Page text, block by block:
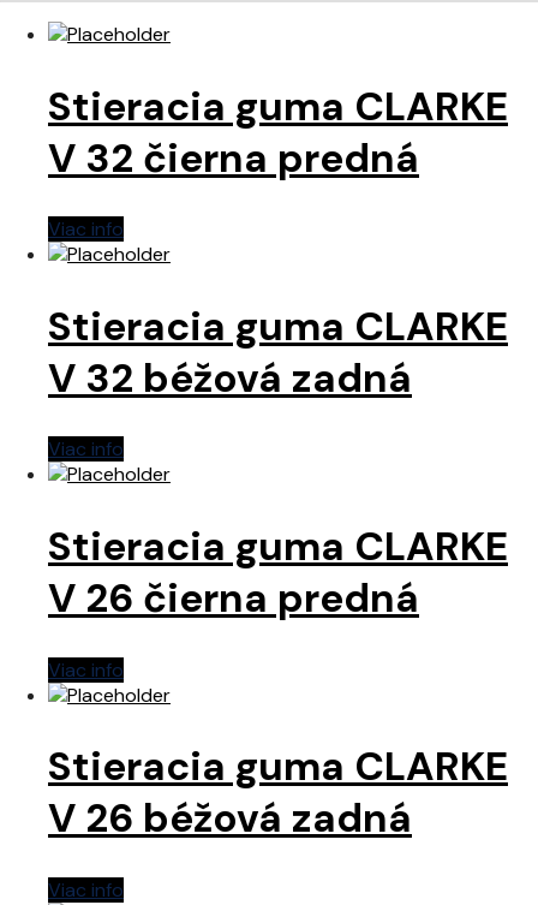
Stieracia guma CLARKE
V 32 čierna predná
Viac info
Stieracia guma CLARKE
V 32 béžová zadná
Viac info
Stieracia guma CLARKE
V 26 čierna predná
Viac info
Stieracia guma CLARKE
V 26 béžová zadná
Viac info